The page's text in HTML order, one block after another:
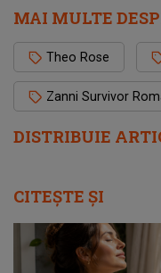
DISTRIBUIE
MAI MULTE
Theo Rose
Zanni Survivor
CITEȘTE ȘI